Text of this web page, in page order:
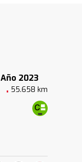
Año 2023
55.658 km